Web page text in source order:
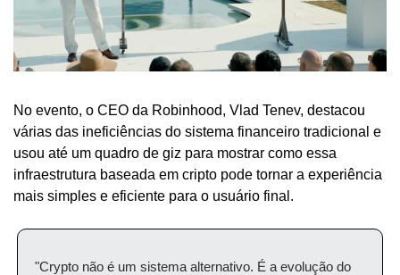
No evento, o CEO da Robinhood, Vlad Tenev, destacou
várias das ineficiências do sistema financeiro tradicional e
usou até um quadro de giz para mostrar como essa
infraestrutura baseada em cripto pode tornar a experiência
mais simples e eficiente para o usuário final.
"Crypto não é um sistema alternativo. É a evolução do